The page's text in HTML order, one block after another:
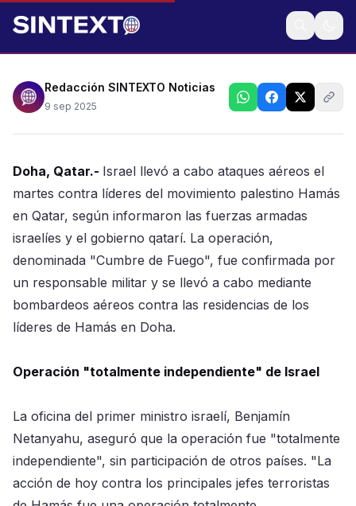
Gobierno Qatarí reprobó acción militar en territorio
neutral
Redacción SINTEXTO Noticias
9 sep 2025
Doha, Qatar.- Israel llevó a cabo ataques aéreos el
martes contra líderes del movimiento palestino Hamás
en Qatar, según informaron las fuerzas armadas
israelíes y el gobierno qatarí. La operación,
denominada "Cumbre de Fuego", fue confirmada por
un responsable militar y se llevó a cabo mediante
bombardeos aéreos contra las residencias de los
líderes de Hamás en Doha.
Operación "totalmente independiente" de Israel
La oficina del primer ministro israelí, Benjamín
Netanyahu, aseguró que la operación fue "totalmente
independiente", sin participación de otros países. "La
acción de hoy contra los principales jefes terroristas